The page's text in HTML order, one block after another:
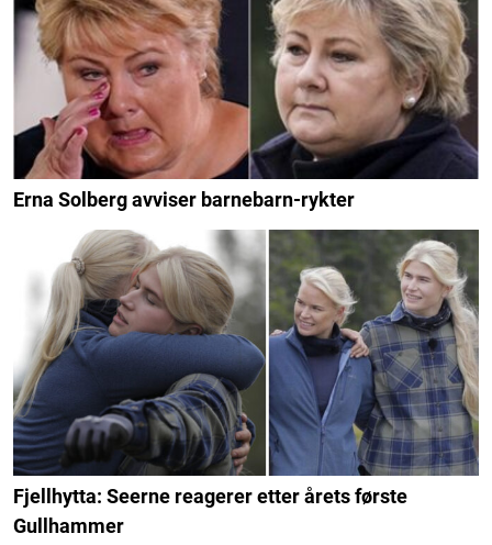
Erna Solberg avviser barnebarn-rykter
Fjellhytta: Seerne reagerer etter årets første
Gullhammer